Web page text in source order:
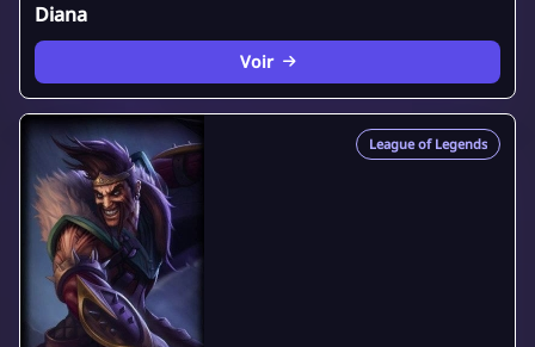
Diana
Voir
League of Legends